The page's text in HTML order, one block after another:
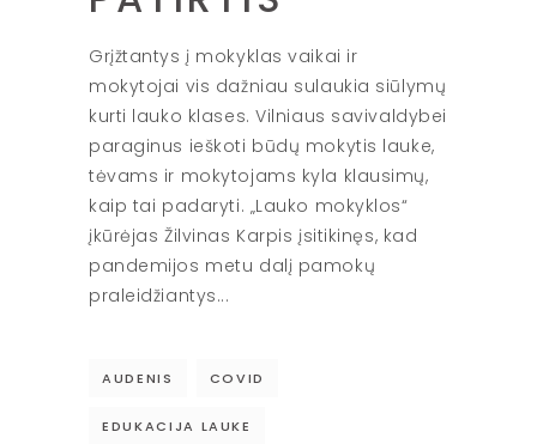
Grįžtantys į mokyklas vaikai ir
mokytojai vis dažniau sulaukia siūlymų
kurti lauko klases. Vilniaus savivaldybei
paraginus ieškoti būdų mokytis lauke,
tėvams ir mokytojams kyla klausimų,
kaip tai padaryti. „Lauko mokyklos“
įkūrėjas Žilvinas Karpis įsitikinęs, kad
pandemijos metu dalį pamokų
praleidžiantys
AUDENIS COVID
EDUKACIJA LAUKE